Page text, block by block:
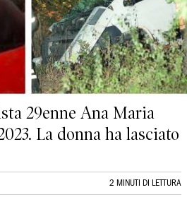
29enne Ana Maria
La donna ha lasciato
2 MINUTI DI LETTURA